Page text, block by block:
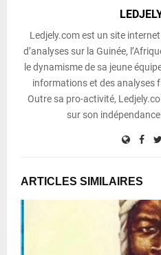
Ledjely.com est un site
d’analyses sur la Guinée,
le dynamisme de sa jeune
informations et des analyses
Outre sa pro-activité,
sur son
ARTICLES SIMILAIRES